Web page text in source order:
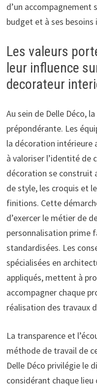
d’un accompagnement
budget et à ses besoins
Les valeurs
leur influence
decorateur
Au sein de Delle Déco,
prépondérante. Les
la décoration intérieure
à valoriser l’identité de
décoration se construit
de style, les croquis et
finitions. Cette
d’exercer le métier de
personnalisation prime
standardisées. Les
spécialisées en
appliqués, mettent à
accompagner chaque
réalisation des travaux
La transparence et
méthode de travail de
Delle Déco privilégie le
considérant chaque lieu